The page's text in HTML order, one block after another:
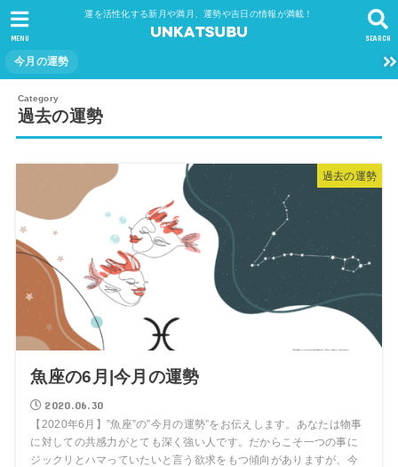
運を活性化する新月や満月、運勢や吉日の情報が満載！
SEARCH
MENU
今月の運勢
過去の運勢
過去の運勢
魚座の6月|今月の運勢
2020.06.30
【2020年6月】”魚座”の”今月の運勢”をお伝えします。あなたは物事
に対しての共感力がとても深く強い人です。だからこそ一つの事に
ジックリとハマっていたいと言う欲求をもつ傾向がありますが、今